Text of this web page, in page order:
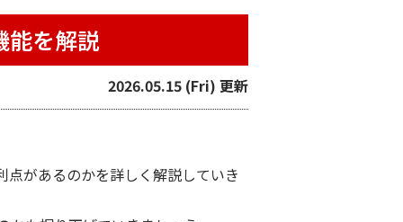
能を解説
2026.05.15 (Fri) 更新
があるのかを詳しく解説していき